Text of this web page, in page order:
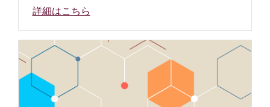
詳細はこちら